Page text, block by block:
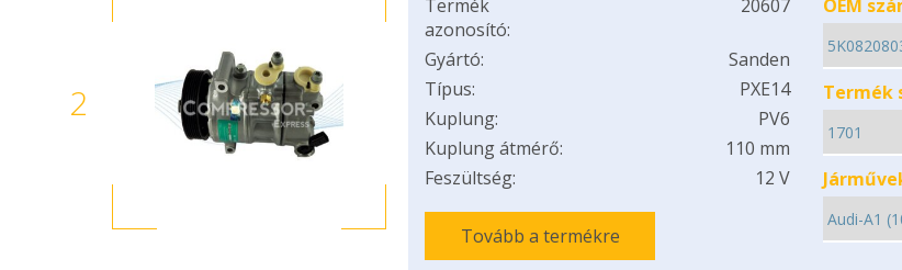
2
Termék
azonosító:
20607
Gyártó:
Sanden
Típus:
PXE14
Kuplung:
PV6
Kuplung átmérő:
110 mm
Feszültség:
12 V
Tovább a termékre
OEM
Termék